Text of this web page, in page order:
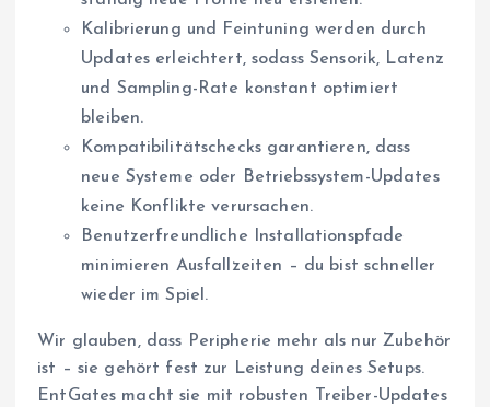
Kalibrierung und Feintuning werden durch
Updates erleichtert, sodass Sensorik, Latenz
und Sampling-Rate konstant optimiert
bleiben.
Kompatibilitätschecks garantieren, dass
neue Systeme oder Betriebssystem-Updates
keine Konflikte verursachen.
Benutzerfreundliche Installationspfade
minimieren Ausfallzeiten – du bist schneller
wieder im Spiel.
Wir glauben, dass Peripherie mehr als nur Zubehör
ist – sie gehört fest zur Leistung deines Setups.
EntGates macht sie mit robusten Treiber-Updates